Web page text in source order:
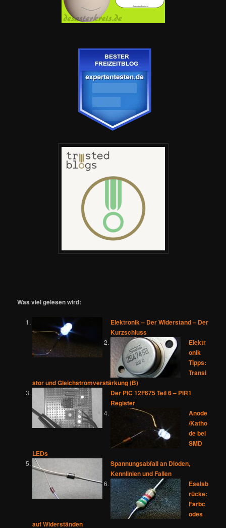
Was viel gelesen wird:
Elektronik – Der Widerstand – Der
Kurzschluss
Elektr
onik
Tipps:
Transi
stor und Gleichstromverstärkung (B)
Der PIC 12F675 Teil 6 – PIR1
Register
Anode
/Katho
de bei
SMD
LEDs
Spannungsabfall an Dioden,
Kennlinien und Fallen
Eselsb
rücke:
Farbc
odes
auf Widerständen